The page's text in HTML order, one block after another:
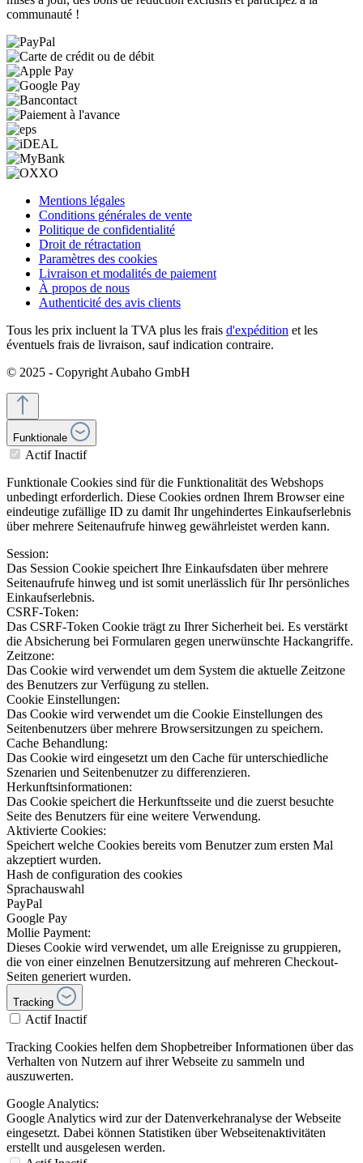
communauté !
Mentions légales
Conditions générales de vente
Politique de confidentialité
Droit de rétractation
Paramètres des cookies
Livraison et modalités de paiement
À propos de nous
Authenticité des avis clients
Tous les prix incluent la TVA plus les frais d'expédition et les
éventuels frais de livraison, sauf indication contraire.
© 2025 - Copyright Aubaho GmbH
Funktionale
Actif Inactif
Funktionale Cookies sind für die Funktionalität des Webshops
unbedingt erforderlich. Diese Cookies ordnen Ihrem Browser eine
eindeutige zufällige ID zu damit Ihr ungehindertes Einkaufserlebnis
über mehrere Seitenaufrufe hinweg gewährleistet werden kann.
Session:
Das Session Cookie speichert Ihre Einkaufsdaten über mehrere
Seitenaufrufe hinweg und ist somit unerlässlich für Ihr persönliches
Einkaufserlebnis.
CSRF-Token:
Das CSRF-Token Cookie trägt zu Ihrer Sicherheit bei. Es verstärkt
die Absicherung bei Formularen gegen unerwünschte Hackangriffe.
Zeitzone:
Das Cookie wird verwendet um dem System die aktuelle Zeitzone
des Benutzers zur Verfügung zu stellen.
Cookie Einstellungen:
Das Cookie wird verwendet um die Cookie Einstellungen des
Seitenbenutzers über mehrere Browsersitzungen zu speichern.
Cache Behandlung:
Das Cookie wird eingesetzt um den Cache für unterschiedliche
Szenarien und Seitenbenutzer zu differenzieren.
Herkunftsinformationen:
Das Cookie speichert die Herkunftsseite und die zuerst besuchte
Seite des Benutzers für eine weitere Verwendung.
Aktivierte Cookies:
Speichert welche Cookies bereits vom Benutzer zum ersten Mal
akzeptiert wurden.
Hash de configuration des cookies
Sprachauswahl
PayPal
Google Pay
Mollie Payment:
Dieses Cookie wird verwendet, um alle Ereignisse zu gruppieren,
die von einer einzelnen Benutzersitzung auf mehreren Checkout-
Seiten generiert wurden.
Tracking
Actif Inactif
Tracking Cookies helfen dem Shopbetreiber Informationen über das
Verhalten von Nutzern auf ihrer Webseite zu sammeln und
auszuwerten.
Google Analytics:
Google Analytics wird zur der Datenverkehranalyse der Webseite
eingesetzt. Dabei können Statistiken über Webseitenaktivitäten
erstellt und ausgelesen werden.